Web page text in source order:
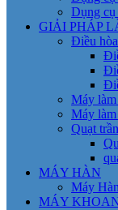
Dụng cụ
GIẢI PHÁP
Điều
Máy
Máy
Quạt
MÁY HÀN
Máy
MÁY